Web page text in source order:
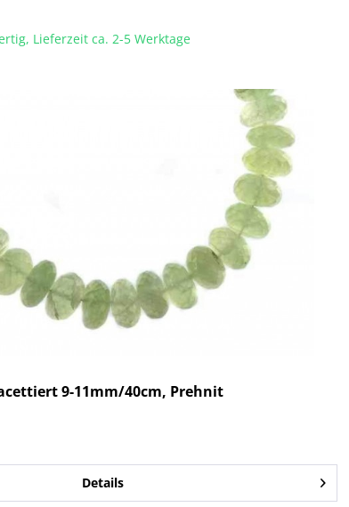
Lieferzeit ca. 2-5 Werktage
9-11mm/40cm, Prehnit
Details